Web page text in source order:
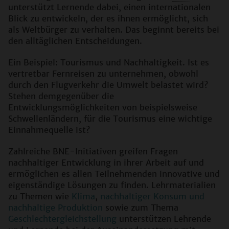
unterstützt Lernende dabei, einen internationalen
Blick zu entwickeln, der es ihnen ermöglicht, sich
als Weltbürger zu verhalten. Das beginnt bereits bei
den alltäglichen Entscheidungen.
Ein Beispiel: Tourismus und Nachhaltigkeit. Ist es
vertretbar Fernreisen zu unternehmen, obwohl
durch den Flugverkehr die Umwelt belastet wird?
Stehen demgegenüber die
Entwicklungsmöglichkeiten von beispielsweise
Schwellenländern, für die Tourismus eine wichtige
Einnahmequelle ist?
Zahlreiche BNE-Initiativen greifen Fragen
nachhaltiger Entwicklung in ihrer Arbeit auf und
ermöglichen es allen Teilnehmenden innovative und
eigenständige Lösungen zu finden. Lehrmaterialien
zu Themen wie Klima , nachhaltiger Konsum und
nachhaltige Produktion sowie zum Thema
Geschlechtergleichstellung unterstützen Lehrende